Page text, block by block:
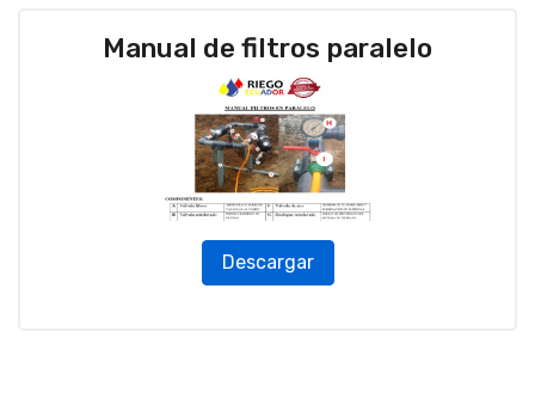
Manual de filtros paralelo
Descargar